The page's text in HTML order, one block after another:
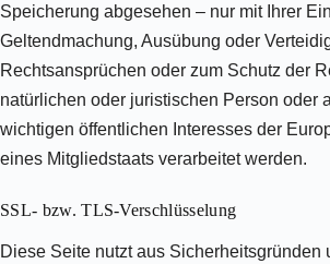
Speicherung abgesehen – nur mit Ihrer
Geltendmachung, Ausübung oder
Rechtsansprüchen oder zum Schutz der
natürlichen oder juristischen Person oder
wichtigen öffentlichen Interesses der
eines Mitgliedstaats verarbeitet werden.
SSL- bzw. TLS-Verschlüsselung
Diese Seite nutzt aus Sicherheitsgründen